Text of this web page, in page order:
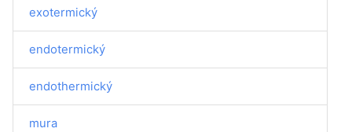
exotermický
endotermický
endothermický
mura